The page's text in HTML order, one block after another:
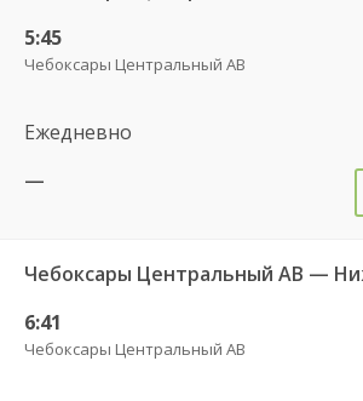
5:45
Чебоксары Центральный АВ
Ежедневно
—
6:41
Чебоксары Центральный АВ